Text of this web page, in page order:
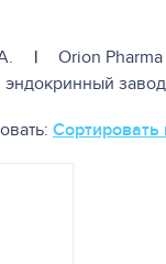
| Orion Pharma
Сортировать